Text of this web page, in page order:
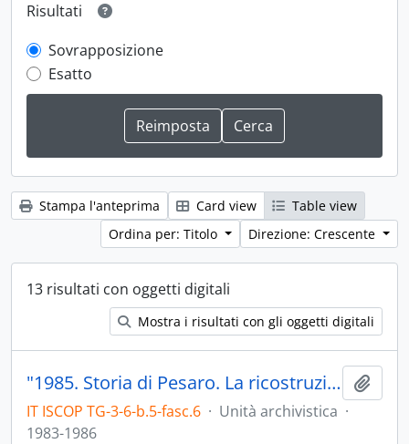
Risultati
Sovrapposizione
Esatto
Stampa l'anteprima Card view
Table view
Ordina per: Titolo
Direzione: Crescente
13 risultati con oggetti digitali
Mostra i risultati con gli oggetti digitali
"1985. Storia di Pesaro. La ricostruzione. Il dopoguerra"
IT ISCOP TG-3-6-b.5-fasc.6 · Unità archivistica ·
1983-1986